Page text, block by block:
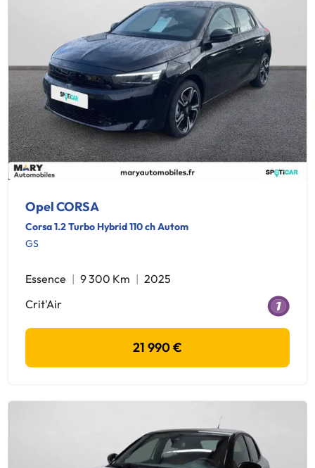
Opel CORSA
Corsa 1.2 Turbo Hybrid 110 ch Autom
GS
Essence 9 300 Km
2025
Crit'Air
21 990 €